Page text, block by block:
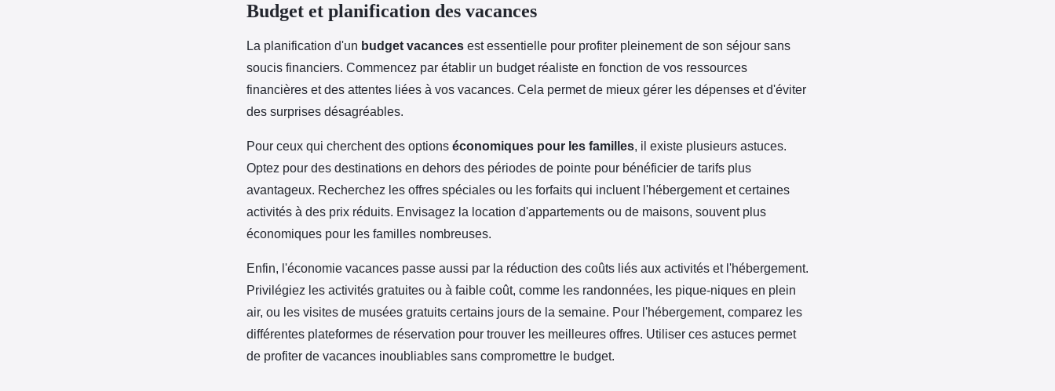
Budget et planification des vacances
La planification d'un budget vacances est essentielle pour profiter pleinement de son séjour sans
soucis financiers. Commencez par établir un budget réaliste en fonction de vos ressources
financières et des attentes liées à vos vacances. Cela permet de mieux gérer les dépenses et d'éviter
des surprises désagréables.
Pour ceux qui cherchent des options économiques pour les familles, il existe plusieurs astuces.
Optez pour des destinations en dehors des périodes de pointe pour bénéficier de tarifs plus
avantageux. Recherchez les offres spéciales ou les forfaits qui incluent l'hébergement et certaines
activités à des prix réduits. Envisagez la location d'appartements ou de maisons, souvent plus
économiques pour les familles nombreuses.
Enfin, l'économie vacances passe aussi par la réduction des coûts liés aux activités et l'hébergement.
Privilégiez les activités gratuites ou à faible coût, comme les randonnées, les pique-niques en plein
air, ou les visites de musées gratuits certains jours de la semaine. Pour l'hébergement, comparez les
différentes plateformes de réservation pour trouver les meilleures offres. Utiliser ces astuces permet
de profiter de vacances inoubliables sans compromettre le budget.